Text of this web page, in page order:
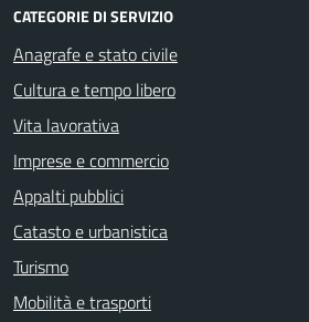
CATEGORIE DI SERVIZIO
Anagrafe e stato civile
Cultura e tempo libero
Vita lavorativa
Imprese e commercio
Appalti pubblici
Catasto e urbanistica
Turismo
Mobilità e trasporti